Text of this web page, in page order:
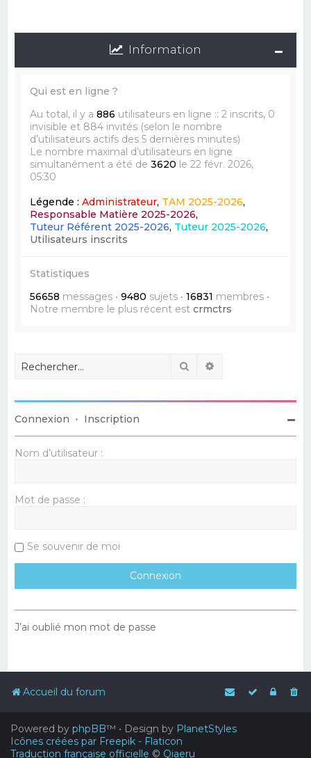
Information
Qui est en ligne ?
Au total, il y a886 utilisateurs en ligne :: 2 inscrits, 0
invisible et 884 invités (selon le nombre
d’utilisateurs actifs des 5 dernières minutes)
Le nombre maximal d’utilisateurs en ligne
simultanément a été de3620 le 22 févr. 2026,
05:30
Légende :Administrateur, TAM 2025-2026,
Responsable Matière 2025-2026,
Tuteur Référent 2025-2026, Tuteur 2025-2026,
Utilisateurs inscrits
Statistiques
56658 messages •9480 sujets •16831 membres •
Notre membre le plus récent estcrmctrs
Rechercher
Connexion • Inscription
Nom d’utilisateur :
Mot de passe :
Se souvenir de moi
J’ai oublié mon mot de passe
Accueil du forum
Powered by phpBB™ • Design by PlanetStyles
Icônes créées par Freepik - Flaticon
Traduction française officielle © Qiaeru